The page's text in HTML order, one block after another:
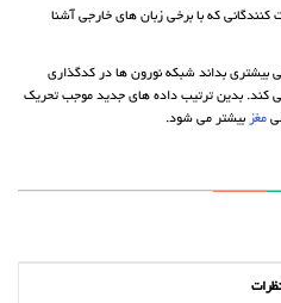
که با برخی زبان های خارجی آشنا
بیشتری بداند شبکه نورون ها در کدگذاری
کند. بدین ترتیب داده های جدید موجب تحریک
مغز بیشتر می شود.
نظرات